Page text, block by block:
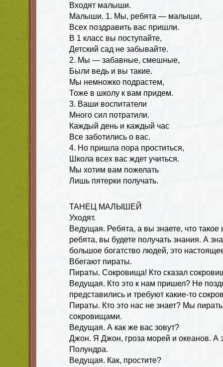
Входят малыши.
Малыши. 1. Мы, ребята — малыши,
Всех поздравить вас пришли.
В 1 класс вы поступайте,
Детский сад не забывайте.
2. Мы — забавные, смешные,
Были ведь и вы такие.
Мы немножко подрастем,
Тоже в школу к вам придем.
3. Ваши воспитатели
Много сил потратили.
Каждый день и каждый час
Все заботились о вас.
4. Но пришла пора проститься,
Школа всех вас ждет учиться.
Мы хотим вам пожелать
Лишь пятерки получать.
ТАНЕЦ МАЛЫШЕЙ
Уходят.
Ведущая. Ребята, а вы знаете, что
ребята, вы будете получать знания. А
большое богатство людей, это
Вбегают пираты.
Пираты. Сокровища! Кто сказал
Ведущая. Кто это к нам пришел? Не
представились и требуют какие-то
Пираты. Кто это нас не знает? Мы
сокровищами.
Ведущая. А как же вас зовут?
Джон. Я Джон, гроза морей и океанов. А
Полундра.
Ведущая. Как, простите?